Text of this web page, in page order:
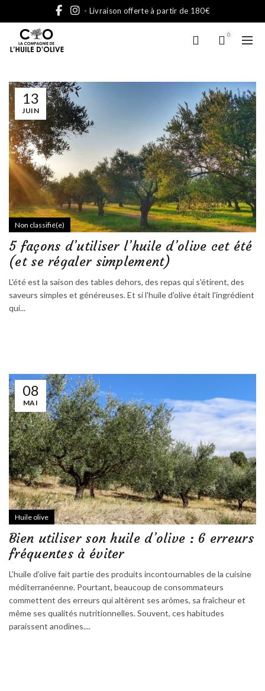
- Livraison offerte à partir de 180€
0
13
JUIN
Non classifié(e)
5 façons d’utiliser l’huile d’olive cet été
(et se régaler simplement)
L'été est la saison des tables dehors, des repas qui s'étirent, des
saveurs simples et généreuses. Et si l'huile d'olive était l'ingrédient
qui...
08
MAI
Huile olive
Bien utiliser son huile d’olive : 6 erreurs
fréquentes à éviter
L’huile d’olive fait partie des produits incontournables de la cuisine
méditerranéenne. Pourtant, beaucoup de consommateurs
commettent des erreurs qui altèrent ses arômes, sa fraîcheur et
même ses qualités nutritionnelles. Souvent, ces habitudes
paraissent anodines....